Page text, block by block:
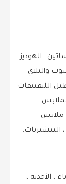
، الهوديز
والبلاي
الليقينقات
، ملابس
التيشيرتات.
، الأحذية ،